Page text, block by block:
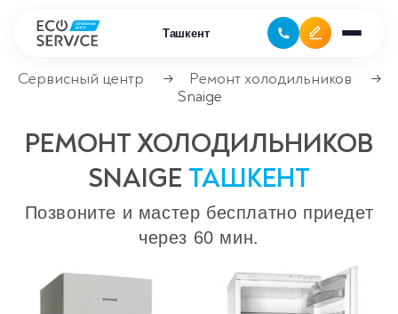
Ташкент
Ремонт компьютерной техники
Ремонт крупно бытовой техники
Сервисный центр → Ремонт холодильников
→
Snaige
РЕМОНТ ХОЛОДИЛЬНИКОВ
SNAIGE ТАШКЕНТ
Позвоните и мастер бесплатно приедет
через 60 мин.